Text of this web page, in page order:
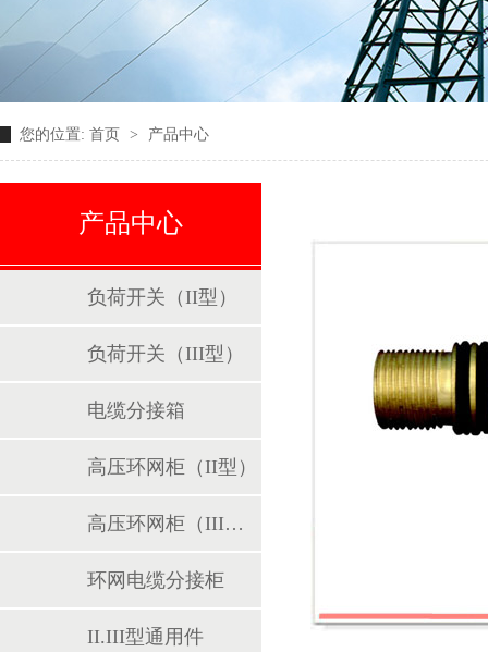
您的位置: 首页 > 产品中心
产品中心
负荷开关（II型）
负荷开关（III型）
电缆分接箱
高压环网柜（II型）
高压环网柜（III型）
环网电缆分接柜
II.III型通用件